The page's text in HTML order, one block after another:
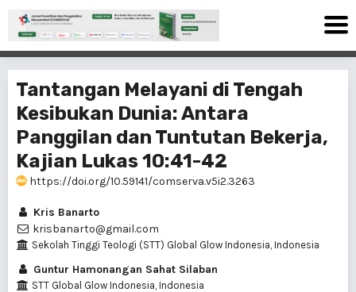
Tantangan Melayani di Tengah
Kesibukan Dunia: Antara
Panggilan dan Tuntutan Bekerja,
Kajian Lukas 10:41-42
https://doi.org/10.59141/comserva.v5i2.3263
Kris Banarto
krisbanarto@gmail.com
Sekolah Tinggi Teologi (STT) Global Glow Indonesia, Indonesia
Guntur Hamonangan Sahat Silaban
STT Global Glow Indonesia, Indonesia